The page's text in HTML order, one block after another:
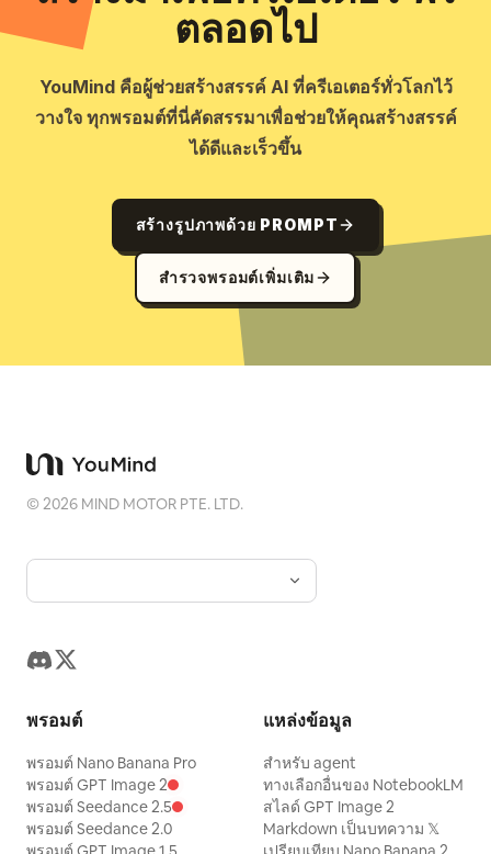
ตลอดไป
YouMind คือผู้ช่วยสร้างสรรค์ AI ที่ครีเอเตอร์ทั่วโลกไว้
วางใจ ทุกพรอมต์ที่นี่คัดสรรมาเพื่อช่วยให้คุณสร้างสรรค์
ได้ดีและเร็วขึ้น
สร้างรูปภาพด้วย PROMPT
สำรวจพรอมต์เพิ่มเติม
©2026 MIND MOTOR PTE. LTD.
พรอมต์
พรอมต์ Nano Banana Pro
พรอมต์ GPT Image 2
พรอมต์ Seedance 2.5
พรอมต์ Seedance 2.0
แหล่งข้อมูล
สำหรับ agent
ทางเลือกอื่นของ NotebookLM
สไลด์ GPT Image 2
Markdown เป็นบทความ 𝕏